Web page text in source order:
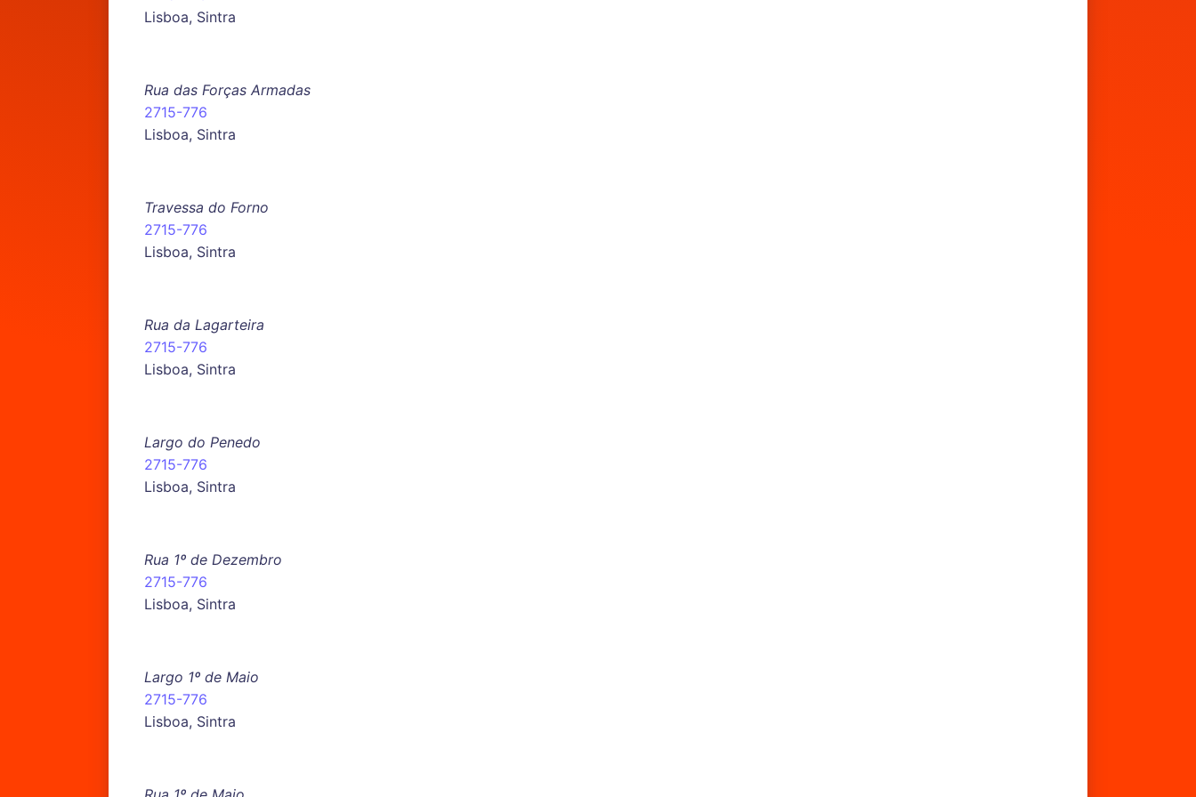
Lisboa, Sintra
Rua das Forças Armadas
2715-776
Lisboa, Sintra
Travessa do Forno
2715-776
Lisboa, Sintra
Rua da Lagarteira
2715-776
Lisboa, Sintra
Largo do Penedo
2715-776
Lisboa, Sintra
Rua 1º de Dezembro
2715-776
Lisboa, Sintra
Largo 1º de Maio
2715-776
Lisboa, Sintra